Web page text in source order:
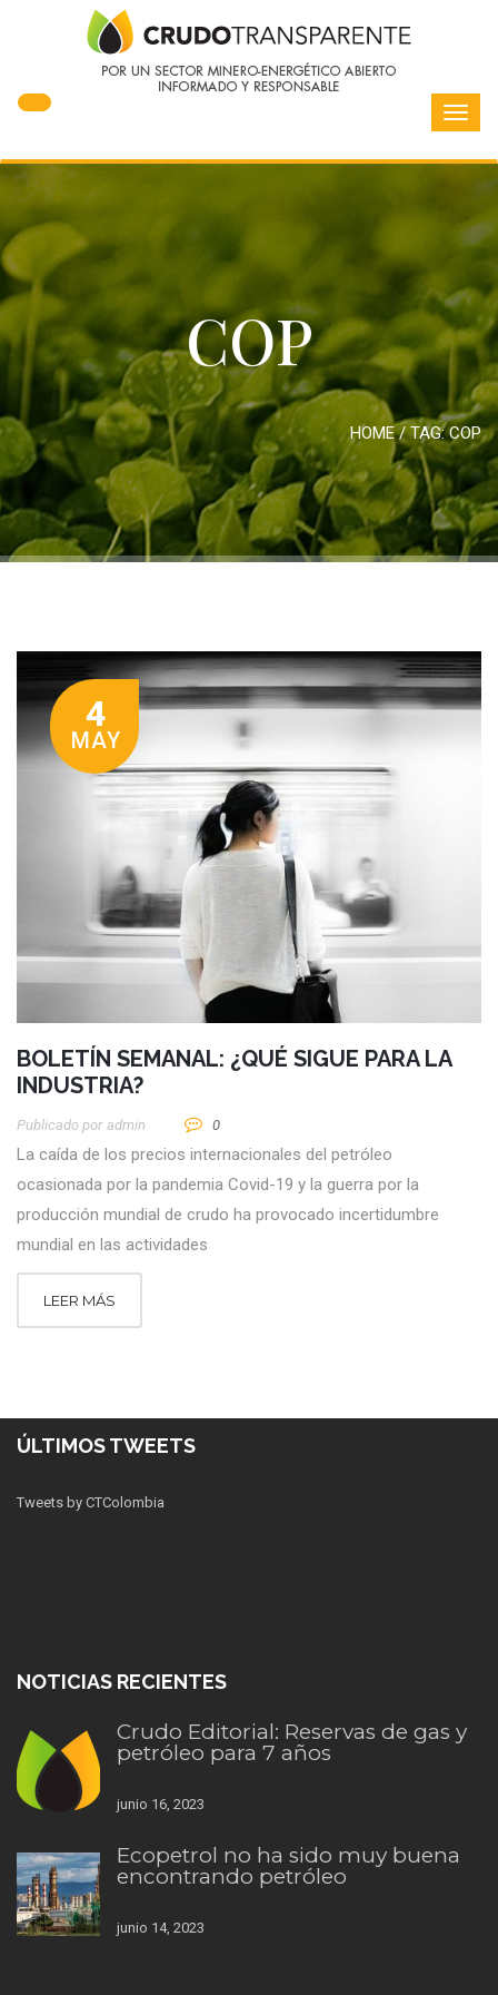
COP
HOME/ TAG:COP
4
MAY
BOLETÍN SEMANAL: ¿QUÉ SIGUE PARA LA
INDUSTRIA?
Publicado por Admin 0
La caída de los precios internacionales del petróleo
ocasionada por la pandemia Covid-19 y la guerra por la
producción mundial de crudo ha provocado incertidumbre
mundial en las actividades
LEER MÁS
ÚLTIMOS TWEETS
Tweets by CTColombia
NOTICIAS RECIENTES
Crudo Editorial: Reservas de gas y
petróleo para 7 años
junio 16, 2023
Ecopetrol no ha sido muy buena
encontrando petróleo
junio 14, 2023